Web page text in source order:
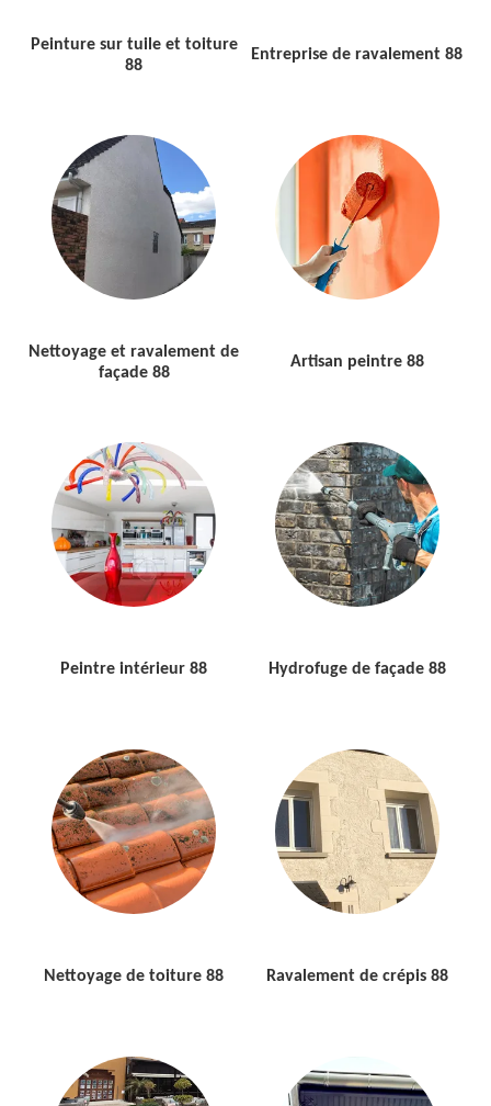
Peinture sur tuile et toiture
88
Entreprise de ravalement 88
Nettoyage et ravalement de
façade 88
Artisan peintre 88
Peintre intérieur 88 Hydrofuge de façade 88
Nettoyage de toiture 88 Ravalement de crépis 88